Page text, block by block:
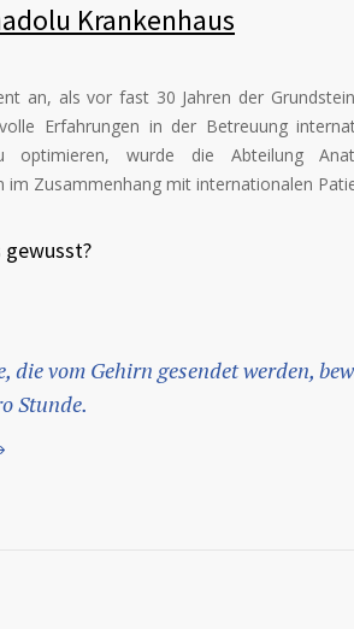
Krankenhaus
an, als vor fast 30 Jahren der
Erfahrungen in der Betreuung
optimieren, wurde die Abteilung
im Zusammenhang mit internationalen
gewusst?
die vom Gehirn gesendet werden,
Stunde.